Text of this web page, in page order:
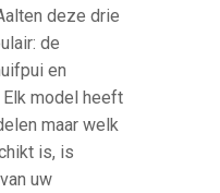
deze drie
de
en
Elk model heeft
maar welk
is, is
uw